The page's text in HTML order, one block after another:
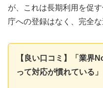
が、これは長期利用を促
庁への登録はなく、完全な
【良い口コミ】「業界
って対応が慣れている」